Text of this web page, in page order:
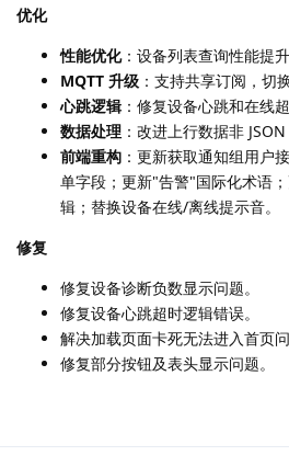
优化
性能优化：设备列表查询性能提升
MQTT 升级 ：支持共享订阅，切
心跳逻辑 ：修复设备心跳和在线
数据处理 ：改进上行数据非 JSON
前端重构 ：更新获取通知组用户
单字段；更新"告警"国际化术语
辑；替换设备在线/离线提示音。
修复
修复设备诊断负数显示问题。
修复设备心跳超时逻辑错误。
解决加载页面卡死无法进入首页问
修复部分按钮及表头显示问题。